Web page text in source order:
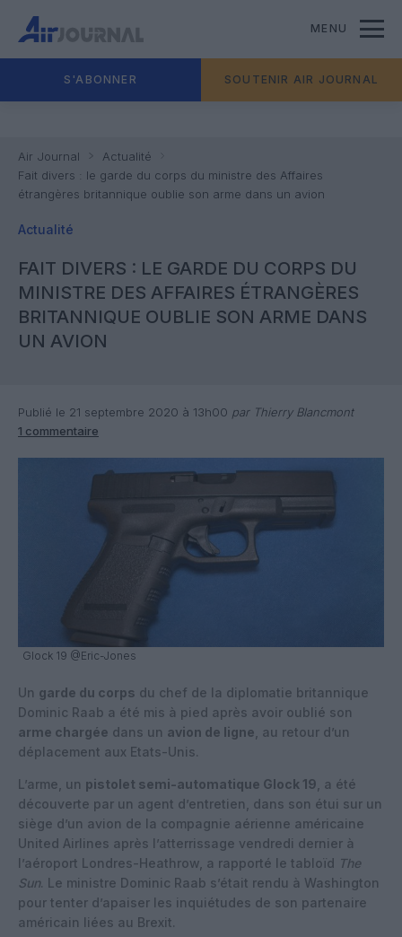
MENU
S'ABONNER SOUTENIR AIR JOURNAL
Air Journal
Actualité
Fait divers : le garde du corps du ministre des Affaires
étrangères britannique oublie son arme dans un avion
Actualité
FAIT DIVERS : LE GARDE DU CORPS DU
MINISTRE DES AFFAIRES ÉTRANGÈRES
BRITANNIQUE OUBLIE SON ARME DANS
UN AVION
Publié le 21 septembre 2020 à 13h00 par Thierry Blancmont
1 commentaire
Glock 19 @Eric-Jones
Un garde du corps du chef de la diplomatie britannique
Dominic Raab a été mis à pied après avoir oublié son
arme chargée dans un avion de ligne , au retour d’un
déplacement aux Etats-Unis.
L’arme, un pistolet semi-automatique Glock 19 , a été
découverte par un agent d’entretien, dans son étui sur un
siège d’un avion de la compagnie aérienne américaine
United Airlines après l’atterrissage vendredi dernier à
l’aéroport Londres-Heathrow, a rapporté le tabloïd The
Sun. Le ministre Dominic Raab s’était rendu à Washington
pour tenter d’apaiser les inquiétudes de son partenaire
américain liées au Brexit.